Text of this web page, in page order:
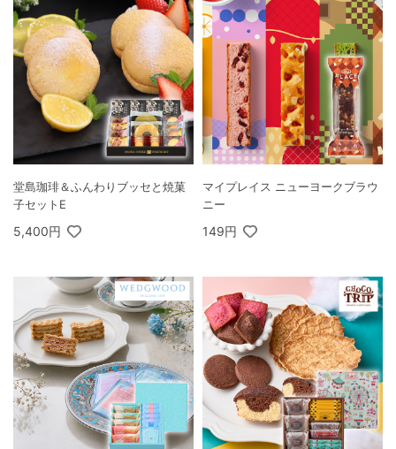
堂島珈琲＆ふんわりブッセと焼菓
子セットE
5,400円
マイプレイス ニューヨークブラウ
ニー
149円